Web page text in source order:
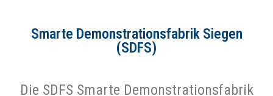
Smarte Demonstrationsfabrik Siegen
(SDFS)
Die SDFS Smarte Demonstrationsfabrik